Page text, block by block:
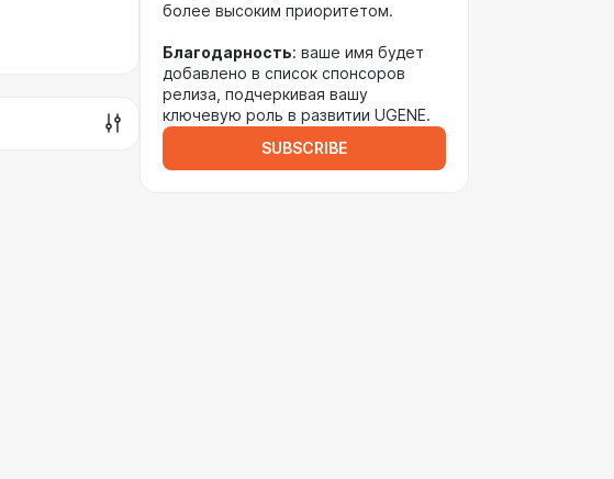
более высоким приоритетом.
Благодарность: ваше имя будет
добавлено в список спонсоров
релиза, подчеркивая вашу
ключевую роль в развитии UGENE.
SUBSCRIBE